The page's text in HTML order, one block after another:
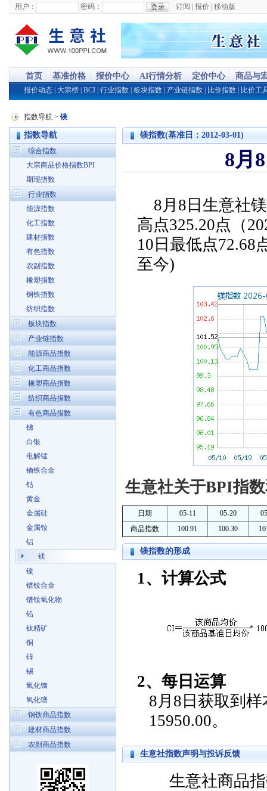
用户： 密码： 订阅 报价 移动版
首页 基准价格 报价中心 AI行情分析 定价中心 商品与
报价动态 大宗榜 BCI 行业指数 板块指数 产业链指数 比价指数 比价工
指数导航 > 镁
指数导航
综合指数
大宗商品价格指数BPI
期现指数
行业指数
能源指数
化工指数
建材指数
有色指数
农副指数
橡塑指数
钢铁指数
纺织指数
板块指数
产业链指数
能源商品指数
化工商品指数
橡塑商品指数
纺织商品指数
有色商品指数
锑
白银
电解锰
镝铁合金
钴
黄金
金属硅
金属钕
铝
镁
镍
镨钕合金
镨钕氧化物
铅
钛精矿
铜
锌
锡
氧化镝
氧化镨
钢铁商品指数
建材商品指数
农副商品指数
镁指数(基准日：2012-03-01)
8月
8月8日生意社
高点325.20点（
10日最低点72.68
至今)
生意社关于BPI指
日期 05-11 05-20
商品指数
100.91 100.30
镁指数的形成
1、计算公式
2、每日运算
8月8日获取到
15950.00。
生意社指数声明与投诉反馈
生意社商品指